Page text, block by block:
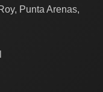
Punta Arenas,